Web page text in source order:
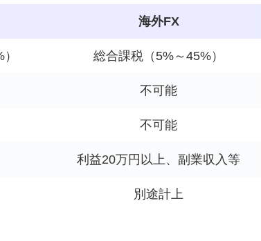
海外FX
総合課税（5%～45%）
不可能
不可能
利益20万円以上、副業収入等
別途計上